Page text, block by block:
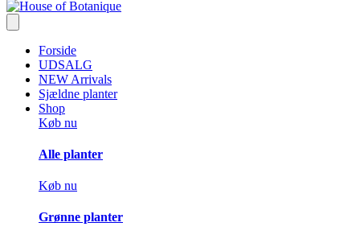
Forside
UDSALG
NEW Arrivals
Sjældne planter
Shop
Køb nu
Alle planter
Køb nu
Grønne planter